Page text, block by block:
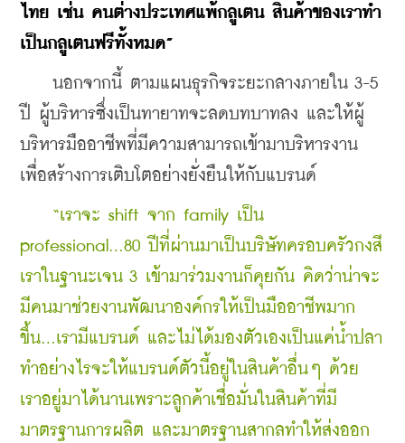
ไทย เช่น คนต่างประเทศแพ้กลูเตน สินค้าของเราทำ
เป็นกลูเตนฟรีทั้งหมด”
นอกจากนี้ ตามแผนธุรกิจระยะกลางภายใน 3-5
ปี ผู้บริหารซึ่งเป็นทายาทจะลดบทบาทลง และให้ผู้
บริหารมืออาชีพที่มีความสามารถเข้ามาบริหารงาน
เพื่อสร้างการเติบโตอย่างยั่งยืนให้กับแบรนด์
“เราจะ shift จาก family เป็น
professional...80 ปีที่ผ่านมาเป็นบริษัทครอบครัวกงสี
เราในฐานะเจน 3 เข้ามาร่วมงานก็คุยกัน คิดว่าน่าจะ
มีคนมาช่วยงานพัฒนาองค์กรให้เป็นมืออาชีพมาก
ขึ้น...เรามีแบรนด์ และไม่ได้มองตัวเองเป็นแค่น้ำปลา
ทำอย่างไรจะให้แบรนด์ตัวนี้อยู่ในสินค้าอื่นๆ ด้วย
เราอยู่มาได้นานเพราะลูกค้าเชื่อมั่นในสินค้าที่มี
มาตรฐานการผลิต และมาตรฐานสากลทำให้ส่งออก